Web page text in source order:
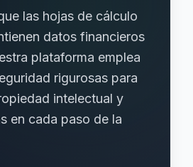
las hojas de cálculo
datos financieros
plataforma emplea
rigurosas para
intelectual y
en cada paso de la